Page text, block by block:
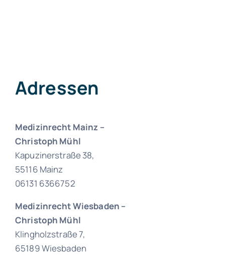
Adressen
Medizinrecht Mainz –
Christoph Mühl
Kapuzinerstraße 38,
55116 Mainz
06131 6366752
Medizinrecht Wiesbaden –
Christoph Mühl
Klingholzstraße 7,
65189 Wiesbaden